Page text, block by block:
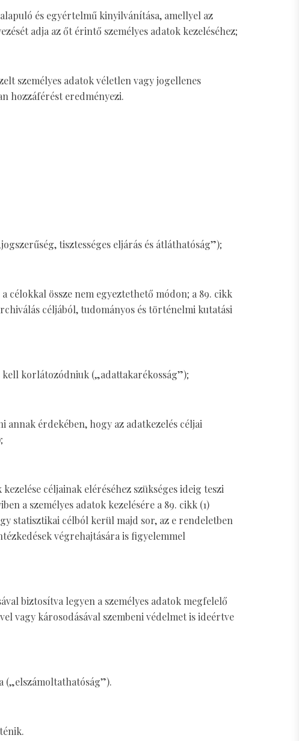
és egyértelmű kinyilvánítása, amellyel az
adja az őt érintő személyes adatok kezeléséhez;
személyes adatok véletlen vagy jogellenes
hozzáférést eredményezi.
tisztességes eljárás és átláthatóság”);
célokkal össze nem egyeztethető módon; a 89. cikk
céljából, tudományos és történelmi kutatási
kell korlátozódniuk („adattakarékosság”);
érdekében, hogy az adatkezelés céljai
céljainak eléréséhez szükséges ideig teszi
a személyes adatok kezelésére a 89. cikk (1)
statisztikai célból kerül majd sor, az e rendeletben
végrehajtására is figyelemmel
biztosítva legyen a személyes adatok megfelelő
vagy károsodásával szembeni védelmet is ideértve
(„elszámoltathatóság”).